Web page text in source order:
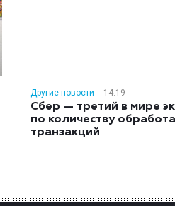
Другие новости 14:19
Сбер — третий в мире
по количеству
транзакций